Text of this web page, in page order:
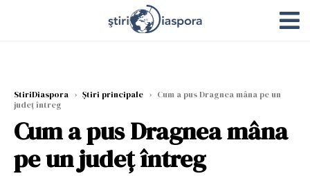
StiriDiaspora › Știri principale › Cum a pus Dragnea mâna pe un
județ întreg
Cum a pus Dragnea mâna
pe un județ întreg